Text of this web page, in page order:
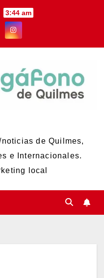
3:44 am
de Quilmes,
e Internacionales.
local